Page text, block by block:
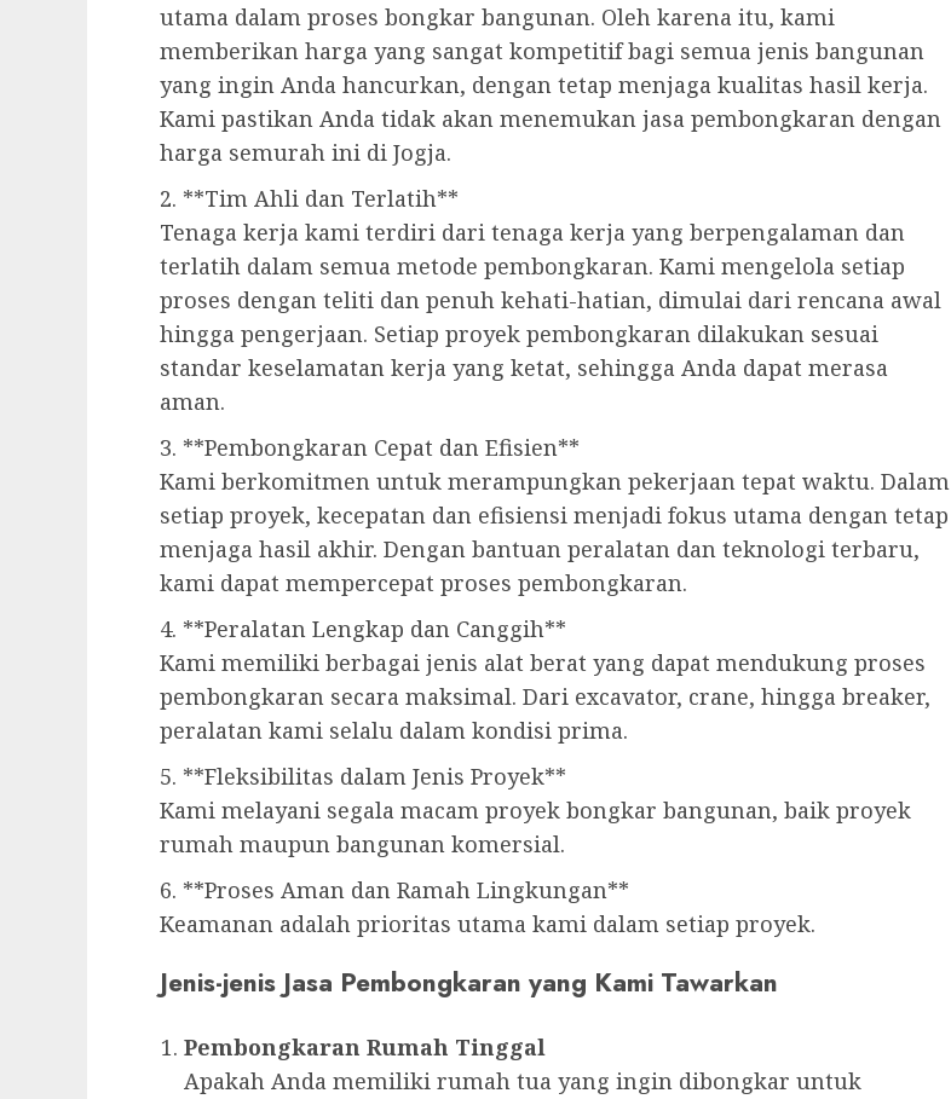
utama dalam proses bongkar bangunan. Oleh karena itu, kami
memberikan harga yang sangat kompetitif bagi semua jenis bangunan
yang ingin Anda hancurkan, dengan tetap menjaga kualitas hasil kerja.
Kami pastikan Anda tidak akan menemukan jasa pembongkaran dengan
harga semurah ini di Jogja.
2. **Tim Ahli dan Terlatih**
Tenaga kerja kami terdiri dari tenaga kerja yang berpengalaman dan
terlatih dalam semua metode pembongkaran. Kami mengelola setiap
proses dengan teliti dan penuh kehati-hatian, dimulai dari rencana awal
hingga pengerjaan. Setiap proyek pembongkaran dilakukan sesuai
standar keselamatan kerja yang ketat, sehingga Anda dapat merasa
aman.
3. **Pembongkaran Cepat dan Efisien**
Kami berkomitmen untuk merampungkan pekerjaan tepat waktu. Dalam
setiap proyek, kecepatan dan efisiensi menjadi fokus utama dengan tetap
menjaga hasil akhir. Dengan bantuan peralatan dan teknologi terbaru,
kami dapat mempercepat proses pembongkaran.
4. **Peralatan Lengkap dan Canggih**
Kami memiliki berbagai jenis alat berat yang dapat mendukung proses
pembongkaran secara maksimal. Dari excavator, crane, hingga breaker,
peralatan kami selalu dalam kondisi prima.
5. **Fleksibilitas dalam Jenis Proyek**
Kami melayani segala macam proyek bongkar bangunan, baik proyek
rumah maupun bangunan komersial.
6. **Proses Aman dan Ramah Lingkungan**
Keamanan adalah prioritas utama kami dalam setiap proyek.
Jenis-jenis Jasa Pembongkaran yang Kami Tawarkan
Pembongkaran Rumah Tinggal
Apakah Anda memiliki rumah tua yang ingin dibongkar untuk